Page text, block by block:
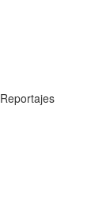
Reportajes